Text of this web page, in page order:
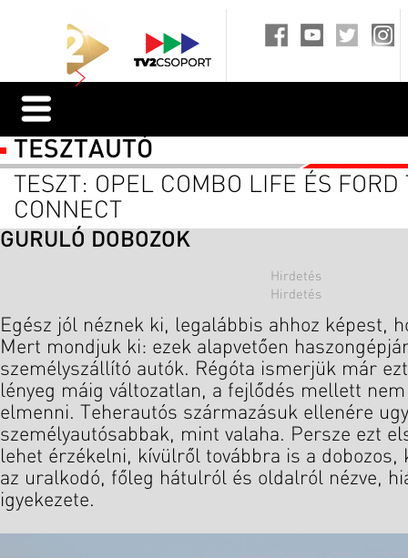
TESZTAUTÓ
TESZT: OPEL COMBO LIFE ÉS FORD
CONNECT
GURULÓ DOBOZOK
Egész jól néznek ki, legalábbis ahhoz képest,
Mert mondjuk ki: ezek alapvetően
személyszállító autók. Régóta ismerjük már
lényeg máig változatlan, a fejlődés mellett
elmenni. Teherautós származásuk ellenére
személyautósabbak, mint valaha. Persze ezt
lehet érzékelni, kívülről továbbra is a dobozos,
az uralkodó, főleg hátulról és oldalról nézve,
igyekezete.